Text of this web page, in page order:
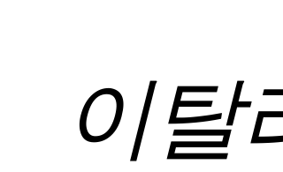
이탈